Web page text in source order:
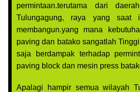
permintaan.terutama dari
Tulungagung, raya yang saat
membangun.yang mana
paving dan batako sangatlah
saja berdampak terhadap
paving block dan mesin press
Apalagi hampir semua wilayah